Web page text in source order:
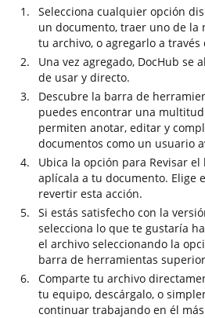
Selecciona cualquier opción
un documento, traer uno de la
tu archivo, o agregarlo a través
Una vez agregado, DocHub se
de usar y directo.
Descubre la barra de
puedes encontrar una
permiten anotar, editar y
documentos como un usuario
Ubica la opción para Revisar
aplícala a tu documento. Elige
revertir esta acción.
Si estás satisfecho con la
selecciona lo que te gustaría
el archivo seleccionando la
barra de herramientas
Comparte tu archivo
tu equipo, descárgalo, o
continuar trabajando en él